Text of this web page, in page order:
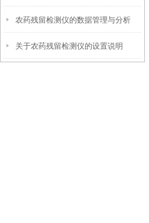
解：核心优势、应用场景及科学选购
指南
农药残留检测仪的数据管理与分析
关于农药残留检测仪的设置说明